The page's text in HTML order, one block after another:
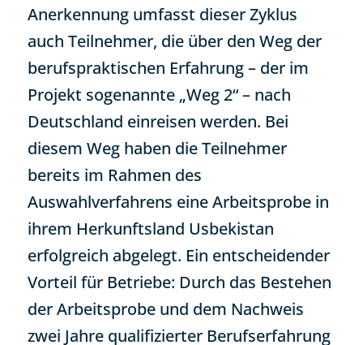
Anerkennung umfasst dieser Zyklus
auch Teilnehmer, die über den Weg der
berufspraktischen Erfahrung – der im
Projekt sogenannte „Weg 2“ – nach
Deutschland einreisen werden. Bei
diesem Weg haben die Teilnehmer
bereits im Rahmen des
Auswahlverfahrens eine Arbeitsprobe in
ihrem Herkunftsland Usbekistan
erfolgreich abgelegt. Ein entscheidender
Vorteil für Betriebe: Durch das Bestehen
der Arbeitsprobe und dem Nachweis
zwei Jahre qualifizierter Berufserfahrung